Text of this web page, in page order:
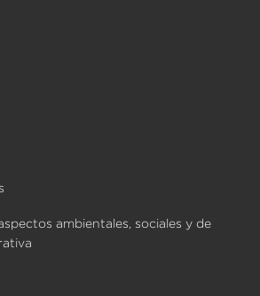
ambientales, sociales y de